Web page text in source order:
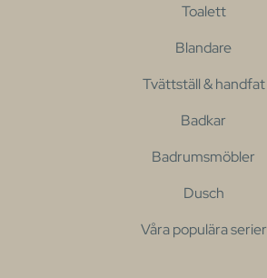
Toalett
Blandare
Tvättställ & handfat
Badkar
Badrumsmöbler
Dusch
Våra populära serier